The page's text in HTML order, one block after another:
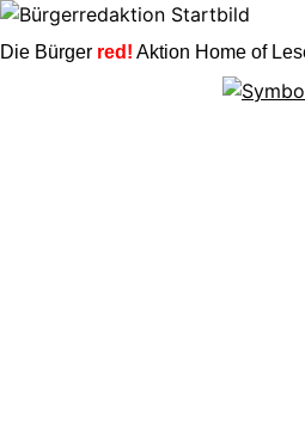
Die Bürger red! Aktion Home of